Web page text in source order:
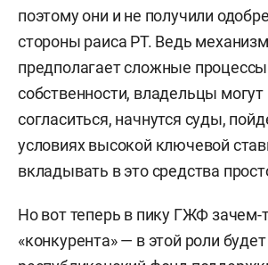
поэтому они и не получили
стороны раиса РТ. Ведь
предполагает сложные
собственности, владельцы могут
согласиться, начнутся суды,
условиях высокой ключевой
вкладывать в это средства
Но вот теперь в пику ГЖФ зачем-
«конкурента» — в этой роли будет